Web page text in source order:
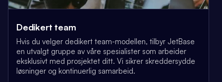
Dedikert team
Hvis du velger dedikert team-modellen, tilbyr JetBase
en utvalgt gruppe av våre spesialister som arbeider
eksklusivt med prosjektet ditt. Vi sikrer skreddersydde
løsninger og kontinuerlig samarbeid.